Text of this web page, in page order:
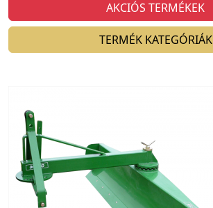
AKCIÓS TERMÉKEK
TERMÉK KATEGÓRIÁK